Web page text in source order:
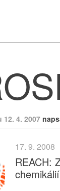
4. 2007
17. 9. 2008
REACH:
chemikálií